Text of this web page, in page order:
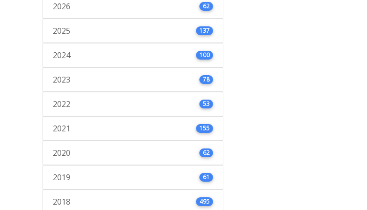
2026 62
2025 137
2024 100
2023 78
2022 53
2021 155
2020 62
2019 61
2018 495